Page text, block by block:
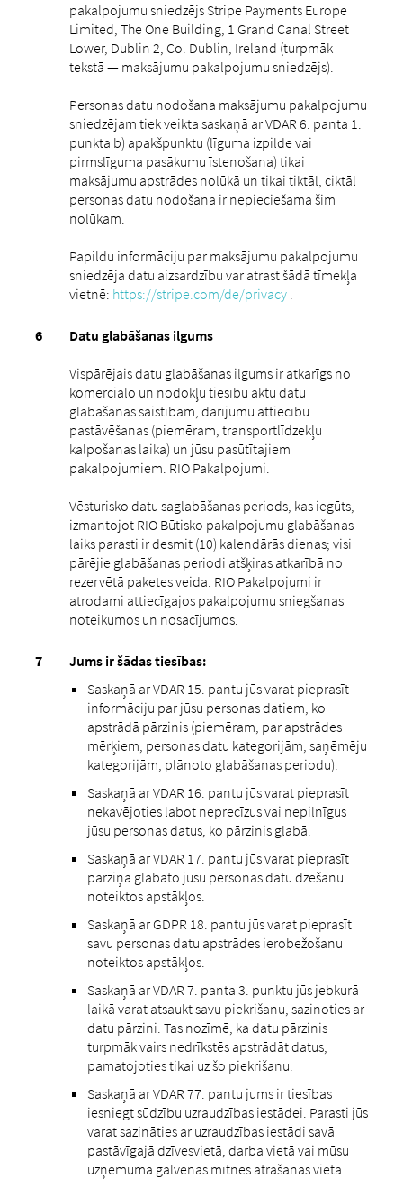
pakalpojumu sniedzējs Stripe Payments Europe
Limited, The One Building, 1 Grand Canal Street
Lower, Dublin 2, Co. Dublin, Ireland (turpmāk
tekstā — maksājumu pakalpojumu sniedzējs).
Personas datu nodošana maksājumu pakalpojumu
sniedzējam tiek veikta saskaņā ar VDAR 6. panta 1.
punkta b) apakšpunktu (līguma izpilde vai
pirmslīguma pasākumu īstenošana) tikai
maksājumu apstrādes nolūkā un tikai tiktāl, ciktāl
personas datu nodošana ir nepieciešama šim
nolūkam.
Papildu informāciju par maksājumu pakalpojumu
sniedzēja datu aizsardzību var atrast šādā tīmekļa
vietnē: https://stripe.com/de/privacy.
Datu glabāšanas ilgums
Vispārējais datu glabāšanas ilgums ir atkarīgs no
komerciālo un nodokļu tiesību aktu datu
glabāšanas saistībām, darījumu attiecību
pastāvēšanas (piemēram, transportlīdzekļu
kalpošanas laika) un jūsu pasūtītajiem
pakalpojumiem. RIO Pakalpojumi.
Vēsturisko datu saglabāšanas periods, kas iegūts,
izmantojot RIO Būtisko pakalpojumu glabāšanas
laiks parasti ir desmit (10) kalendārās dienas; visi
pārējie glabāšanas periodi atšķiras atkarībā no
rezervētā paketes veida. RIO Pakalpojumi ir
atrodami attiecīgajos pakalpojumu sniegšanas
noteikumos un nosacījumos.
Jums ir šādas tiesības:
Saskaņā ar VDAR 15. pantu jūs varat pieprasīt
informāciju par jūsu personas datiem, ko
apstrādā pārzinis (piemēram, par apstrādes
mērķiem, personas datu kategorijām, saņēmēju
kategorijām, plānoto glabāšanas periodu).
Saskaņā ar VDAR 16. pantu jūs varat pieprasīt
nekavējoties labot neprecīzus vai nepilnīgus
jūsu personas datus, ko pārzinis glabā.
Saskaņā ar VDAR 17. pantu jūs varat pieprasīt
pārziņa glabāto jūsu personas datu dzēšanu
noteiktos apstākļos.
Saskaņā ar GDPR 18. pantu jūs varat pieprasīt
savu personas datu apstrādes ierobežošanu
noteiktos apstākļos.
Saskaņā ar VDAR 7. panta 3. punktu jūs jebkurā
laikā varat atsaukt savu piekrišanu, sazinoties ar
datu pārzini. Tas nozīmē, ka datu pārzinis
turpmāk vairs nedrīkstēs apstrādāt datus,
pamatojoties tikai uz šo piekrišanu.
Saskaņā ar VDAR 77. pantu jums ir tiesības
iesniegt sūdzību uzraudzības iestādei. Parasti jūs
varat sazināties ar uzraudzības iestādi savā
pastāvīgajā dzīvesvietā, darba vietā vai mūsu
uzņēmuma galvenās mītnes atrašanās vietā.